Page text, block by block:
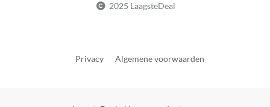
2025 LaagsteDeal
Privacy Algemene voorwaarden